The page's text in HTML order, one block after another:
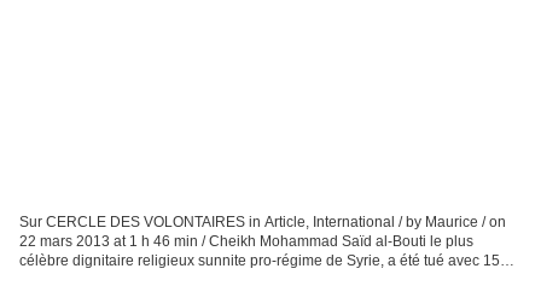
Sur CERCLE DES VOLONTAIRES in Article, International / by Maurice / on
22 mars 2013 at 1 h 46 min / Cheikh Mohammad Saïd al-Bouti le plus
célèbre dignitaire religieux sunnite pro-régime de Syrie, a été tué avec 15